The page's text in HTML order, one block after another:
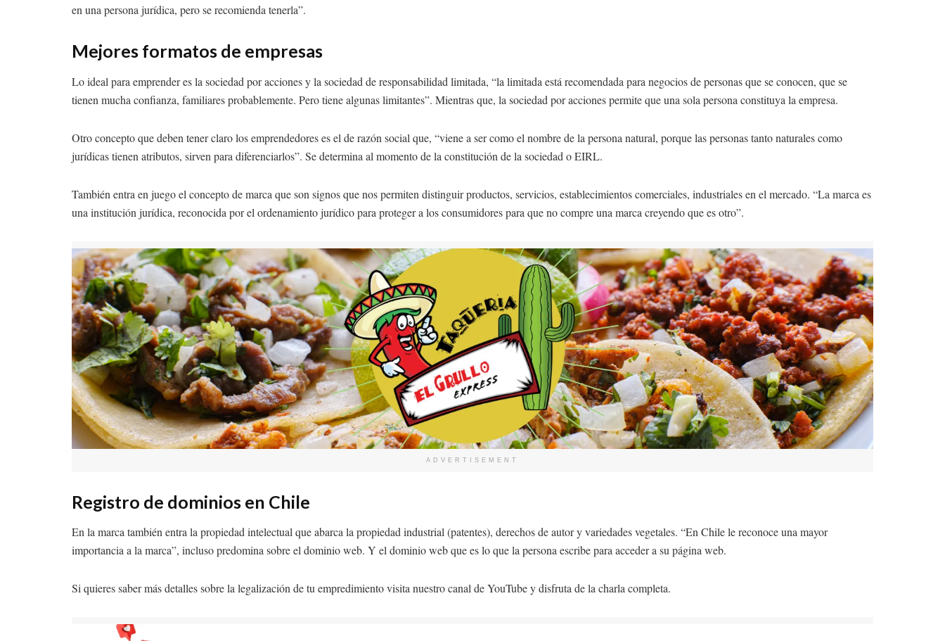
en una persona jurídica, pero se recomienda tenerla”.
Mejores formatos de empresas
Lo ideal para emprender es la sociedad por acciones y la sociedad de responsabilidad limitada, “la limitada está recomendada para negocios de personas que se conocen, que se
tienen mucha confianza, familiares probablemente. Pero tiene algunas limitantes”. Mientras que, la sociedad por acciones permite que una sola persona constituya la empresa.
Otro concepto que deben tener claro los emprendedores es el de razón social que, “viene a ser como el nombre de la persona natural, porque las personas tanto naturales como
jurídicas tienen atributos, sirven para diferenciarlos”. Se determina al momento de la constitución de la sociedad o EIRL.
También entra en juego el concepto de marca que son signos que nos permiten distinguir productos, servicios, establecimientos comerciales, industriales en el mercado. “La marca es
una institución jurídica, reconocida por el ordenamiento jurídico para proteger a los consumidores para que no compre una marca creyendo que es otro”.
ADVERTISEMENT
Registro de dominios en Chile
En la marca también entra la propiedad intelectual que abarca la propiedad industrial (patentes), derechos de autor y variedades vegetales. “En Chile le reconoce una mayor
importancia a la marca”, incluso predomina sobre el dominio web. Y el dominio web que es lo que la persona escribe para acceder a su página web.
Si quieres saber más detalles sobre la legalización de tu empredimiento visita nuestro canal de YouTube y disfruta de la charla completa.